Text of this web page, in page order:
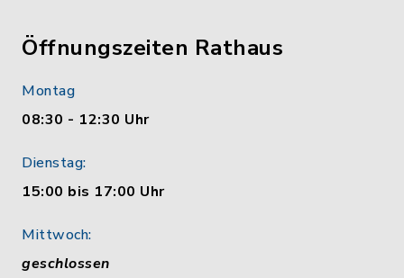
Öffnungszeiten Rathaus
Montag
08:30 - 12:30 Uhr
Dienstag:
15:00 bis 17:00 Uhr
Mittwoch:
geschlossen